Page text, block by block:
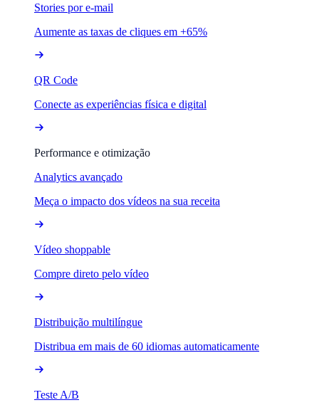
Stories por e-mail
Aumente as taxas de cliques em +65%
QR Code
Conecte as experiências física e digital
Performance e otimização
Analytics avançado
Meça o impacto dos vídeos na sua receita
Vídeo shoppable
Compre direto pelo vídeo
Distribuição multilíngue
Distribua em mais de 60 idiomas automaticamente
Teste A/B